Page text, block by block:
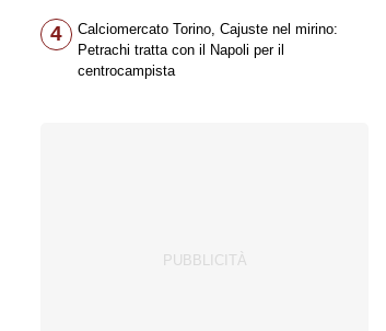
4
Calciomercato Torino, Cajuste nel mirino:
Petrachi tratta con il Napoli per il
centrocampista